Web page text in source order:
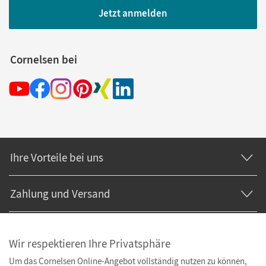
Jetzt anmelden
Cornelsen bei
Ihre Vorteile bei uns
Zahlung und Versand
Wir respektieren Ihre Privatsphäre
Um das Cornelsen Online-Angebot vollständig nutzen zu können,